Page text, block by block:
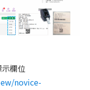
欄位
novice-